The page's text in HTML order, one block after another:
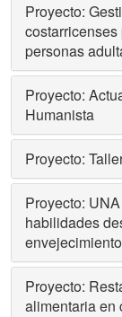
Proyecto:
personas
Proyecto:
Humanista
Proyecto:
Proyecto:
habilidades
Proyecto:
alimentaria en